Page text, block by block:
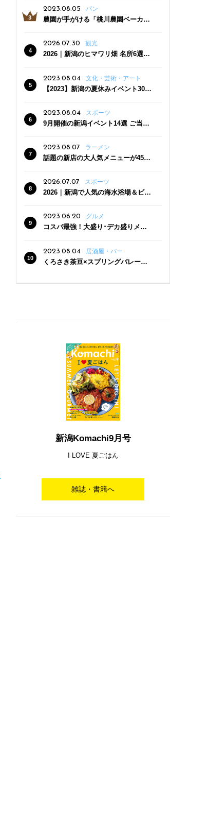
三条駅近くにオープン
2023.08.05 パン
農園が手がける「桃川農園ベーカリ
った焼きたてパンのほか、ジェラー
トやスムージーも
2026.07.30 観光
2026｜新潟のヒマワリ畑 名所6選
2023.08.04
文化・芸術・アート
【2023】新潟の夏休みイベント30
2023.08.04
スポーツ
9月開催の新潟イベント14選 ご当地
2023.08.07 ラーメン
話題の新店の大人気メニューが450
クーポン登場
2026.07.07 スポーツ
2026｜新潟で人気の海水浴場＆ビー
2023.06.20
グルメ
コスパ最強！大盛り･デカ盛りメニ
2023.08.04
居酒屋・バー
くろさき茶豆×スプリングバレー豊
新潟Komachi9月号
I LOVE 夏ごはん
雑誌・書籍へ